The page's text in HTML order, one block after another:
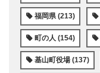
福岡県 (213)
町の人 (154)
基山町役場 (137)